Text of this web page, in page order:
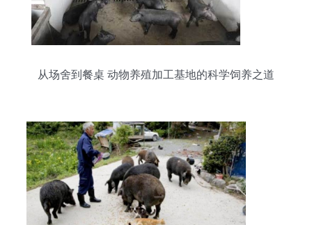
从场舍到餐桌 动物养殖加工基地的科学饲养之道